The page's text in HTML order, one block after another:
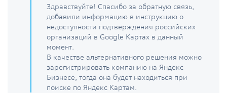
Здравствуйте! Спасибо за обратную связь,
добавили информацию в инструкцию о
недоступности подтверждения российских
организаций в Google Картах в данный
момент.
В качестве альтернативного решения можно
зарегистрировать компанию на Яндекс
Бизнесе, тогда она будет находиться при
поиске по Яндекс Картам.